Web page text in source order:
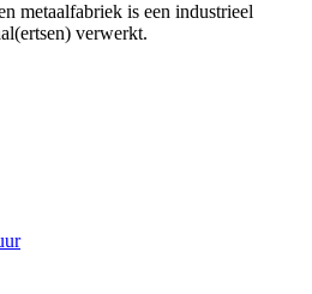
metaalfabriek is een industrieel
verwerkt.